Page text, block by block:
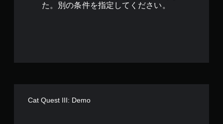
た。別の条件を指定してください。
Cat Quest III: Demo